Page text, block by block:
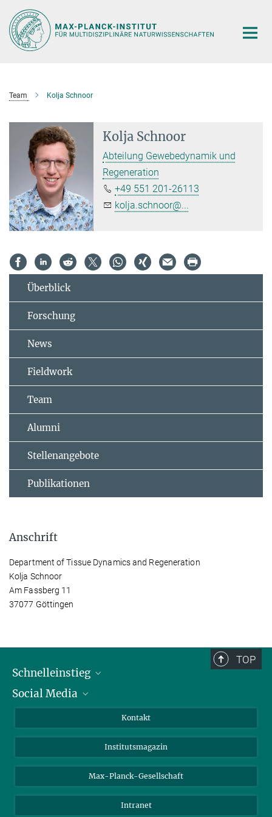
Hauptinhalt
Team Kolja Schnoor
Kolja Schnoor
Abteilung Gewebedynamik und
Regeneration
+49 551 201-26113
kolja.schnoor@...
Überblick
Forschung
News
Fieldwork
Team
Alumni
Stellenangebote
Publikationen
Anschrift
Department of Tissue Dynamics and Regeneration
Kolja Schnoor
Am Fassberg 11
37077 Göttingen
TOP
Schnelleinstieg
Alumni
Schulen
Studierende
Social Media
Facebook
YouTube
Kontakt
Institutsmagazin
Max-Planck-Gesellschaft
Intranet